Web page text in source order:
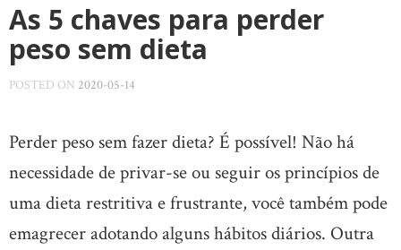
As 5 chaves para perder
peso sem dieta
POSTED ON 2020-05-14
Perder peso sem fazer dieta? É possível! Não há
necessidade de privar-se ou seguir os princípios de
uma dieta restritiva e frustrante, você também pode
emagrecer adotando alguns hábitos diários. Outra